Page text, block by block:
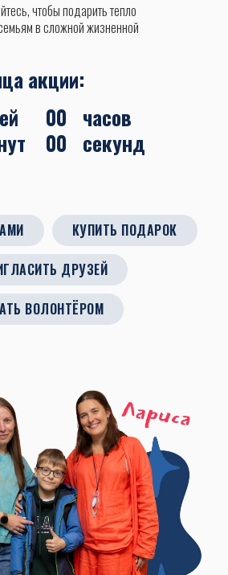
секунд
00
00 часов
акции:
чтобы подарить тепло
в сложной жизненной
КУПИТЬ ПОДАРОК
ДРУЗЕЙ
ВОЛОНТЁРОМ